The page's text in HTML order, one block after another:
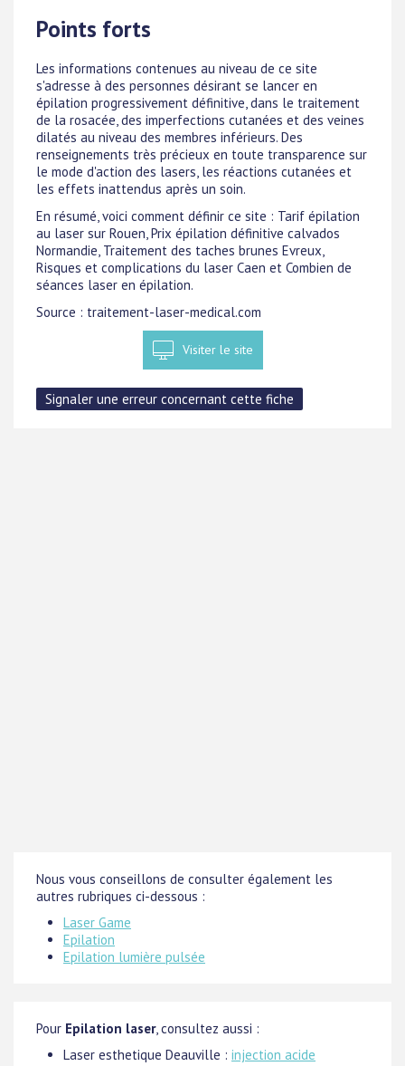
Points forts
Les informations contenues au niveau de ce site
s'adresse à des personnes désirant se lancer en
épilation progressivement définitive, dans le traitement
de la rosacée, des imperfections cutanées et des veines
dilatés au niveau des membres inférieurs. Des
renseignements très précieux en toute transparence sur
le mode d'action des lasers, les réactions cutanées et
les effets inattendus après un soin.
En résumé, voici comment définir ce site : Tarif épilation
au laser sur Rouen, Prix épilation définitive calvados
Normandie, Traitement des taches brunes Evreux,
Risques et complications du laser Caen et Combien de
séances laser en épilation.
Source : traitement-laser-medical.com
Visiter le site
Nous vous conseillons de consulter également les
autres rubriques ci-dessous :
Laser Game
Epilation
Epilation lumière pulsée
Pour Epilation laser, consultez aussi :
Laser esthetique Deauville : injection acide